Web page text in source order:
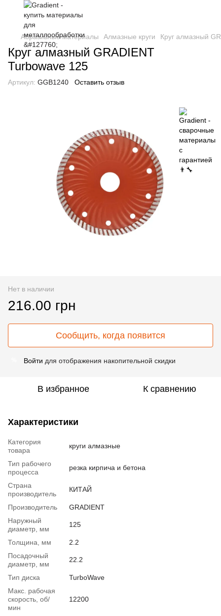
Абразивные материалы Алмазные круги Круг алмазный
Круг алмазный GRADIENT
Turbowave 125
Артикул: GGB1240 Оставить отзыв
Нет в наличии
216.00 грн
Сообщить, когда появится
Войти для отображения накопительной скидки
В избранное К сравнению
Характеристики
Категория
товара
круги алмазные
Тип рабочего
процесса
резка кирпича и бетона
Страна
производитель
КИТАЙ
Производитель
GRADIENT
Наружный
диаметр, мм
125
Толщина, мм
2.2
Посадочный
диаметр, мм
22.2
Тип диска
TurboWave
Макс. рабочая
скорость, об/
мин
12200